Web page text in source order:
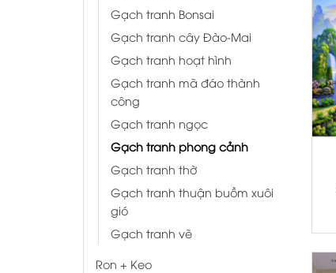
Gạch tranh Bonsai
Gạch tranh cây Đào-Mai
Gạch tranh hoạt hình
Gạch tranh mã đáo thành
công
Gạch tranh ngọc
Gạch tranh phong cảnh
Gạch tranh thờ
Gạch tranh thuận buồm xuôi
gió
Gạch tranh vẽ
Ron + Keo